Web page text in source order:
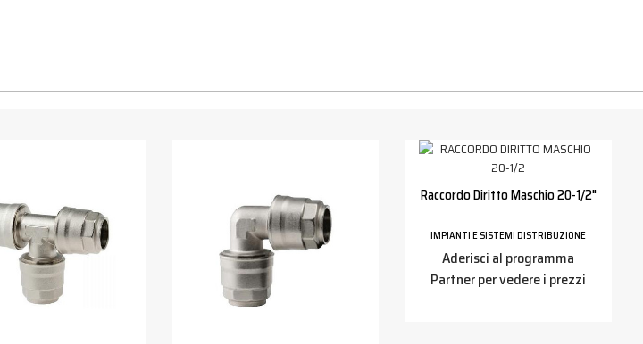
Raccordo Diritto Maschio 20-1/2"
IMPIANTI E SISTEMI DISTRIBUZIONE
Aderisci al programma
Partner per vedere i prezzi